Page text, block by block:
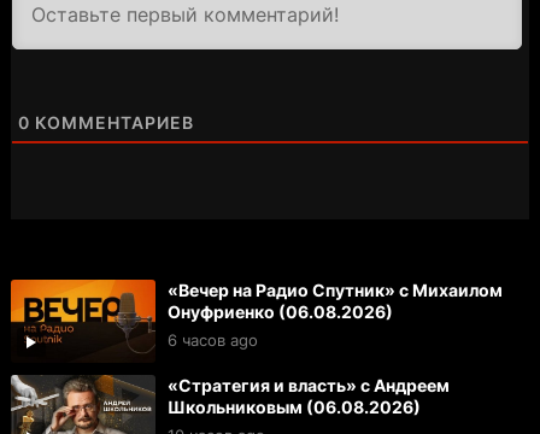
0 КОММЕНТАРИЕВ
«Вечер на Радио Спутник» с Михаилом
Онуфриенко (06.08.2026)
6 часов ago
«Стратегия и власть» с Андреем
Школьниковым (06.08.2026)